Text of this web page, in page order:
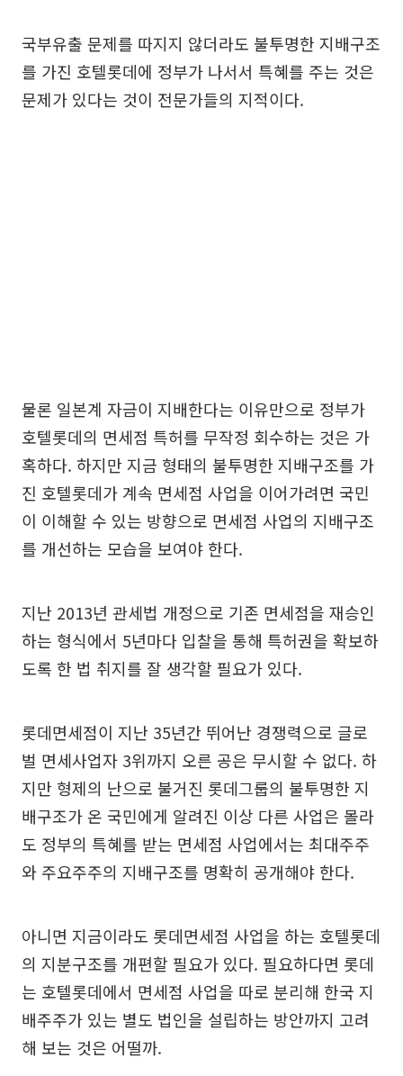
국부유출 문제를 따지지 않더라도 불투명한 지배구조
를 가진 호텔롯데에 정부가 나서서 특혜를 주는 것은
문제가 있다는 것이 전문가들의 지적이다.
물론 일본계 자금이 지배한다는 이유만으로 정부가
호텔롯데의 면세점 특허를 무작정 회수하는 것은 가
혹하다. 하지만 지금 형태의 불투명한 지배구조를 가
진 호텔롯데가 계속 면세점 사업을 이어가려면 국민
이 이해할 수 있는 방향으로 면세점 사업의 지배구조
를 개선하는 모습을 보여야 한다.
지난 2013년 관세법 개정으로 기존 면세점을 재승인
하는 형식에서 5년마다 입찰을 통해 특허권을 확보하
도록 한 법 취지를 잘 생각할 필요가 있다.
롯데면세점이 지난 35년간 뛰어난 경쟁력으로 글로
벌 면세사업자 3위까지 오른 공은 무시할 수 없다. 하
지만 형제의 난으로 불거진 롯데그룹의 불투명한 지
배구조가 온 국민에게 알려진 이상 다른 사업은 몰라
도 정부의 특혜를 받는 면세점 사업에서는 최대주주
와 주요주주의 지배구조를 명확히 공개해야 한다.
아니면 지금이라도 롯데면세점 사업을 하는 호텔롯데
의 지분구조를 개편할 필요가 있다. 필요하다면 롯데
는 호텔롯데에서 면세점 사업을 따로 분리해 한국 지
배주주가 있는 별도 법인을 설립하는 방안까지 고려
해 보는 것은 어떨까.